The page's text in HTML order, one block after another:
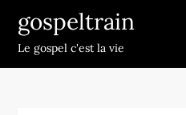
content
gospeltrain
Le gospel c'est la vie